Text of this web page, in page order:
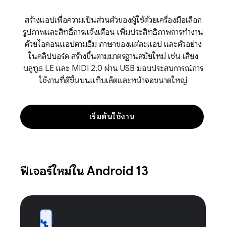
สร้างแอปเพื่อความเป็นส่วนตัวของผู้ใช้ด้วยเครื่องมือเลือก
รูปภาพและสิทธิ์การแจ้งเตือน เพิ่มประสิทธิภาพการทำงาน
ด้วยไอคอนแอปตามธีม ภาษาของแต่ละแอป และตัวอย่าง
ในคลิปบอร์ด สร้างขึ้นตามมาตรฐานสมัยใหม่ เช่น เสียง
บลูทูธ LE และ MIDI 2.0 ผ่าน USB มอบประสบการณ์การ
ใช้งานที่ดีขึ้นบนแท็บเล็ตและหน้าจอขนาดใหญ่
เริ่มต้นใช้งาน
ฟีเจอร์ใหม่ใน Android 13